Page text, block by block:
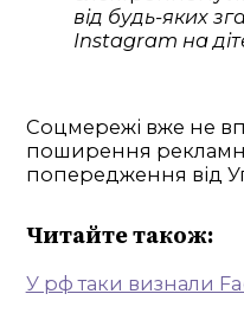
від будь-яких
Instagram на
Соцмережі вже не
поширення
попередження від
Читайте також:
У рф таки визнали